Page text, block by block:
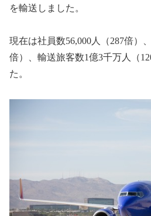
を輸送しました。
現在は社員数56,000人（287倍）
倍）、輸送旅客数1億3千万人（
た。